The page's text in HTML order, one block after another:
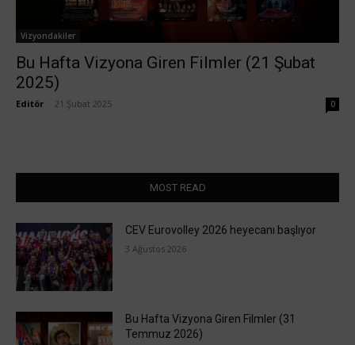
Vizyondakiler
Bu Hafta Vizyona Giren Filmler (21 Şubat
2025)
Editör 21 Şubat 2025 0
MOST READ
CEV Eurovolley 2026 heyecanı başlıyor
3 Ağustos 2026
Bu Hafta Vizyona Giren Filmler (31
Temmuz 2026)